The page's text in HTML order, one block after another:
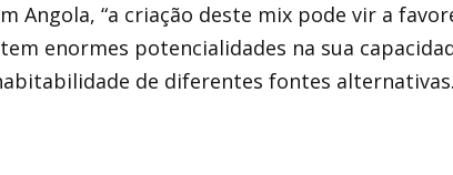
Angola, “a criação deste mix pode vir a
enormes potencialidades na sua
de diferentes fontes alternativas.